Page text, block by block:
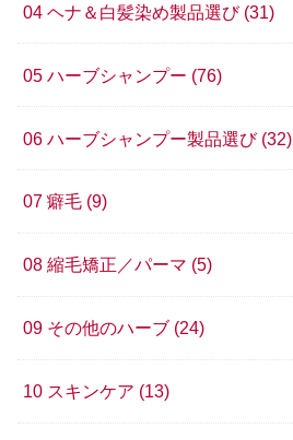
04 ヘナ＆白髪染め製品選び (31)
05 ハーブシャンプー (76)
06 ハーブシャンプー製品選び (32)
07 癖毛 (9)
08 縮毛矯正／パーマ (5)
09 その他のハーブ (24)
10 スキンケア (13)